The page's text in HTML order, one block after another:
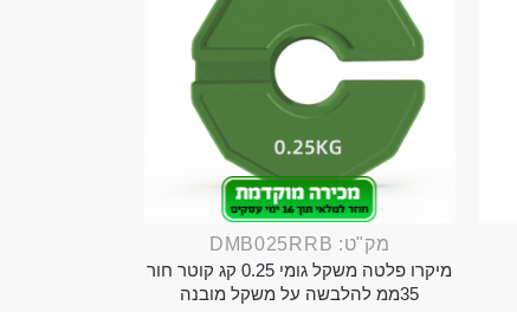
מק"ט: DMB025RRB
מיקרו פלטה משקל גומי 0.25 קג קוטר חור
35ממ להלבשה על משקל מובנה